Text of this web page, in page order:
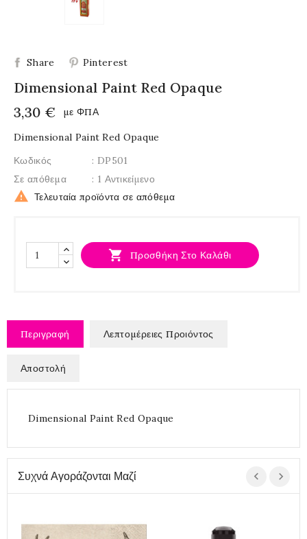
Share Pinterest
Dimensional Paint Red Opaque
3,30 €
με ΦΠΑ
Dimensional Paint Red Opaque
Κωδικός
: DP501
Σε απόθεμα
: 1 Αντικείμενο
 Τελευταία προϊόντα σε απόθεμα
 Προσθήκη Στο Καλάθι
Περιγραφή Λεπτομέρειες Προιόντος
Αποστολή
Dimensional Paint Red Opaque
Συχνά Αγοράζονται Μαζί